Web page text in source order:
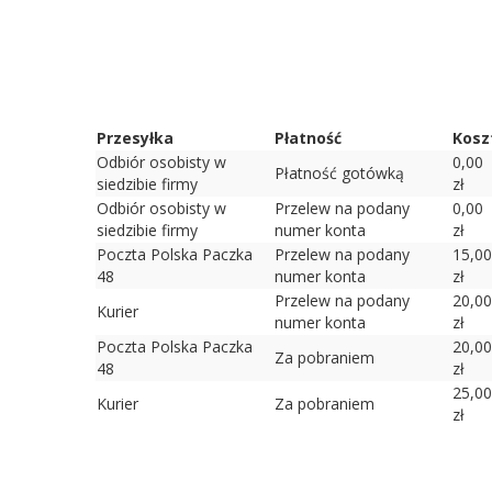
Przesyłka Płatność
Odbiór osobisty w
siedzibie firmy
Płatność gotówką
0,00
zł
Odbiór osobisty w
siedzibie firmy
Przelew na podany
numer konta
0,00
zł
Poczta Polska Paczka
48
Przelew na podany
numer konta
15,00
zł
Kurier
Przelew na podany
numer konta
20,00
zł
Poczta Polska Paczka
48
Za pobraniem
20,00
zł
Kurier
Za pobraniem
25,00
zł